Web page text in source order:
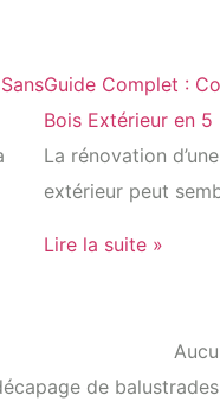
Guide Complet :
Bois Extérieur en 5
La rénovation
extérieur peut
Lire la suite »
de